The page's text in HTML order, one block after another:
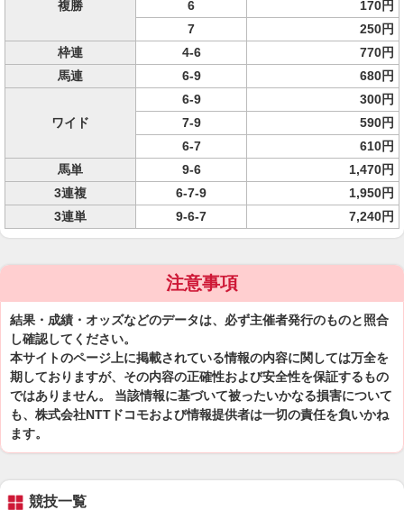
複勝
6
170円
7
250円
枠連
4-6
770円
馬連
6-9 680円
ワイド
6-9
300円
7-9
590円
6-7
610円
馬単
9-6
1,470円
3連複
6-7-9
1,950円
3連単
9-6-7 7,240円
注意事項
結果・成績・オッズなどのデータは、必ず主催者発行のものと照合
し確認してください。
本サイトのページ上に掲載されている情報の内容に関しては万全を
期しておりますが、その内容の正確性および安全性を保証するもの
ではありません。 当該情報に基づいて被ったいかなる損害について
も、株式会社NTTドコモおよび情報提供者は一切の責任を負いかね
ます。
競技一覧